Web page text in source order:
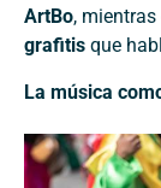
ArtBo,
grafitis que
La música